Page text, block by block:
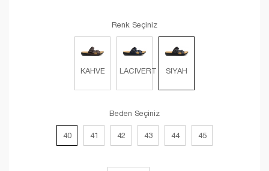
Renk Seçiniz
KAHVE LACIVERT SIYAH
Beden Seçiniz
40 41 42 43 44 45